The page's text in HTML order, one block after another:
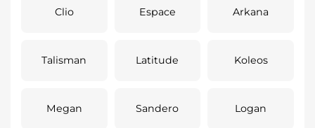
Clio Espace Arkana
Talisman Latitude Koleos
Megan Sandero Logan